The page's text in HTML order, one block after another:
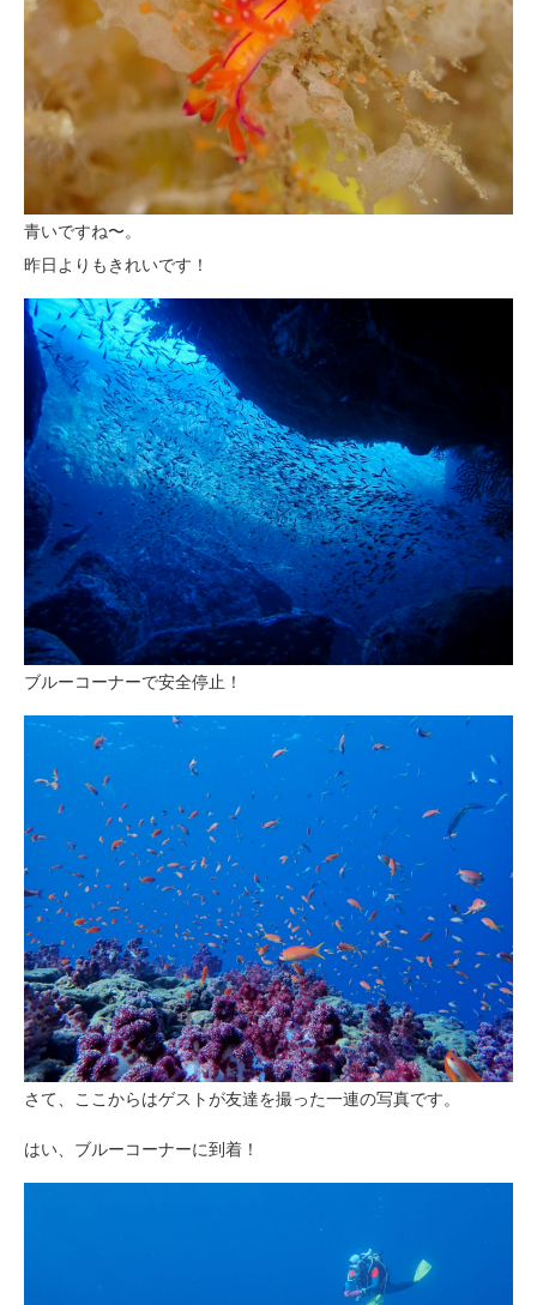
青いですね〜。
昨日よりもきれいです！
ブルーコーナーで安全停止！
さて、ここからはゲストが友達を撮った一連の写真です。
はい、ブルーコーナーに到着！